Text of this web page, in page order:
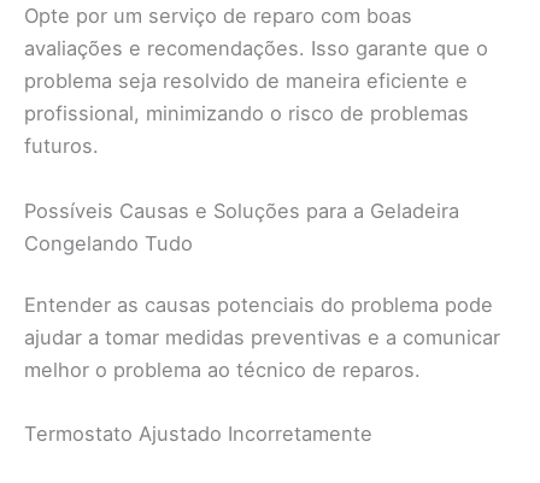
Opte por um serviço de reparo com boas
avaliações e recomendações. Isso garante que o
problema seja resolvido de maneira eficiente e
profissional, minimizando o risco de problemas
futuros.
Possíveis Causas e Soluções para a Geladeira
Congelando Tudo
Entender as causas potenciais do problema pode
ajudar a tomar medidas preventivas e a comunicar
melhor o problema ao técnico de reparos.
Termostato Ajustado Incorretamente